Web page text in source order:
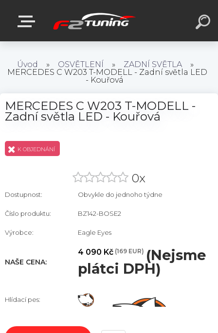
Úvod » OSVĚTLENÍ » ZADNÍ SVĚTLA
»
MERCEDES C W203 T-MODELL - Zadní světla LED
- Kouřová
MERCEDES C W203 T-MODELL -
Zadní světla LED - Kouřová
K OBJEDNÁNÍ
0x
Dostupnost: Obvykle do jednoho týdne
Číslo produktu: BZ142-BOSE2
Výrobce: Eagle Eyes
NAŠE CENA:
4 090 Kč (169 EUR) (Nejsme
plátci DPH)
Hlídací pes: